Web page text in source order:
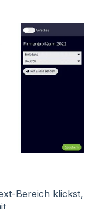
Bereich klickst,